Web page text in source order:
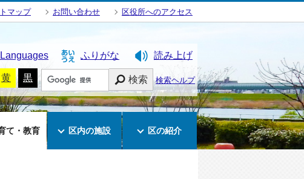
マップ お問い合わせ 区役所へのアクセス
ふりがな 読み上げ
黄 黒 検索 検索ヘルプ
て・教育 区内の施設 区の紹介